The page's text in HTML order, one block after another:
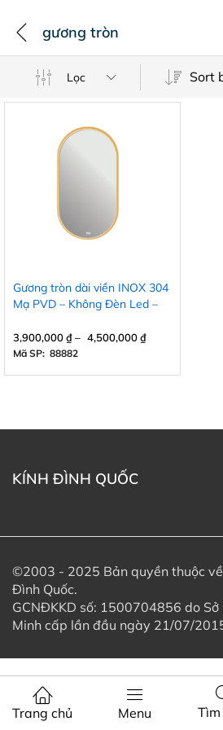
gương tròn
Lọc
Gương tròn dài viền INOX 304
Mạ PVD – Không Đèn Led –
3,900,000₫– 4,500,000₫
Mã SP: 88882
KÍNH ĐÌNH QUỐC
©2003 - 2025 Bản quyền thuộc về
Đình Quốc.
GCNĐKKD số: 1500704856 do Sở
Minh cấp lần đầu ngày 21/07/
Trang chủ Menu Tìm